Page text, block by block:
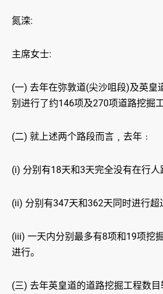
氮滦:
主席女士:
(一) 去年在弥敦道(尖沙咀段)及英皇
别进行了约146项及270项道路挖掘工
(二) 就上述两个路段而言﹐去年﹕
(i) 分别有18天和3天完全没有在行人
(ii) 分别有347天和362天同时进行超
(iii) 一天内分别最多有8项和19项挖
进行。
(三) 去年英皇道的道路挖掘工程数